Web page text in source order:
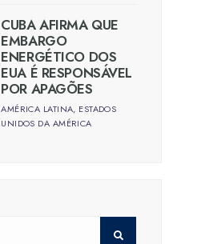
CUBA AFIRMA QUE
EMBARGO
ENERGÉTICO DOS
EUA É RESPONSÁVEL
POR APAGÕES
AMÉRICA LATINA, ESTADOS
UNIDOS DA AMÉRICA